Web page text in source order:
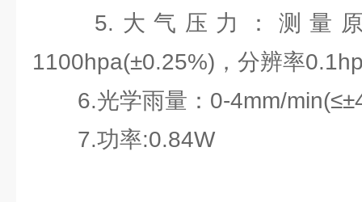
5.大气压力：测量原
1100hpa(±0.25%)，分辨率
6.光学雨量：0-4mm/
7.功率:0.84W